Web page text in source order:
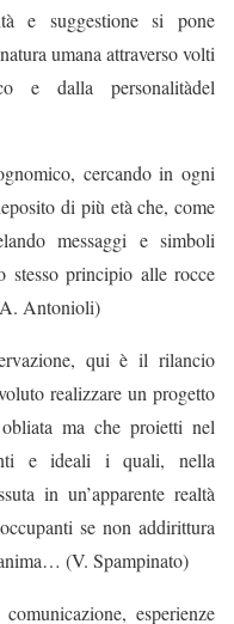
e suggestione si pone
umana attraverso volti
e dalla personalitàdel
cercando in ogni
di più età che, come
messaggi e simboli
stesso principio alle rocce
Antonioli)
qui è il rilancio
realizzare un progetto
ma che proietti nel
e ideali i quali, nella
in un’apparente realtà
se non addirittura
(V. Spampinato)
esperienze